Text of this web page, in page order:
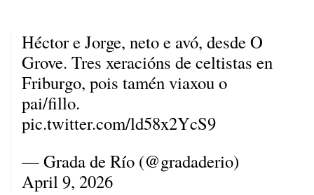
Héctor e Jorge, neto e avó, desde O
Grove. Tres xeracións de celtistas en
Friburgo, pois tamén viaxou o
pai/fillo.
pic.twitter.com/ld58x2YcS9
— Grada de Río (@gradaderio)
April 9, 2026